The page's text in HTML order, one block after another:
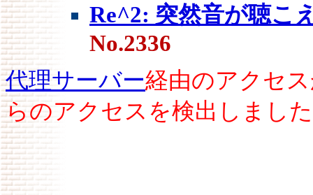
Re^2: 突然音が聴こ
No.2336
代理サーバー経由のアクセ
らのアクセスを検出しまし